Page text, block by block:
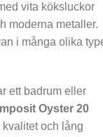
vita köksluckor
moderna metaller.
i många olika
ett badrum eller
Oyster 20
och lång